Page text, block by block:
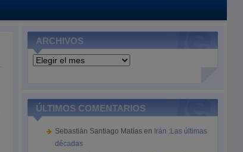
ARCHIVOS
Archivos
ÚLTIMOS COMENTARIOS
Sebastián Santiago Matías en Irán :Las últimas
décadas